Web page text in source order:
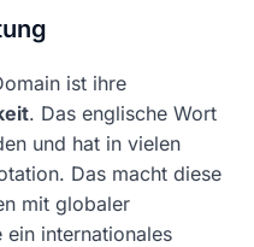
ist ihre
. Das englische Wort
und hat in vielen
Das macht diese
mit globaler
internationales